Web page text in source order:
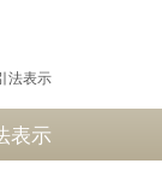
法表示
表示